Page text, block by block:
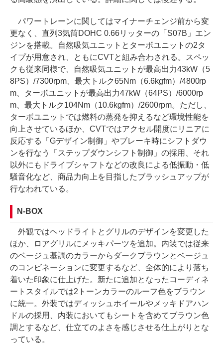
パワートレーンに関してはマイナーチェンジ前から変
更なく、直列3気筒DOHC 0.66リッターの「S07B」エン
ジンを搭載。自然吸気ユニットとターボユニットの2タ
イプが用意され、ともにCVTと組み合わされる。スペッ
クも従来同様で、自然吸気ユニットが最高出力43kW（5
8PS）/7300rpm、最大トルク65Nm（6.6kgfm）/4800rp
m、ターボユニットが最高出力47kW（64PS）/6000rp
m、最大トルク104Nm（10.6kgfm）/2600rpm。ただし、
ターボユニットでは燃料の蒸発を抑えるなど環境性能を
向上させているほか、CVTではアクセル開度にリニアに
反応する「Gデザイン制御」やブレーキ時にシフトダウ
ンを行なう「ステップダウンシフト制御」の採用、それ
以外にもドライブシャフトなどの改良による低振動・低
騒音化など、商品力向上を目指したブラッシュアップが
行なわれている。
N-BOX
外観ではヘッドライトとグリルのデザインを変更した
ほか、ロアグリルにメッキパーツを追加。内装では従来
のベージュ基調のカラーからダークブラウンとベージュ
のコンビネーションに変更するなど、全体的により落ち
着いた印象に仕上げた。新たに追加となったコーディネ
ートスタイルでは2トーンカラーのルーフ色をブラウン
に統一。外装ではディッシュホイールやメッキドアハン
ドルの採用、内装においてもシートを含めてブラウン色
調とするなど、仕立てのよさを感じさせる仕上がりとな
っている。